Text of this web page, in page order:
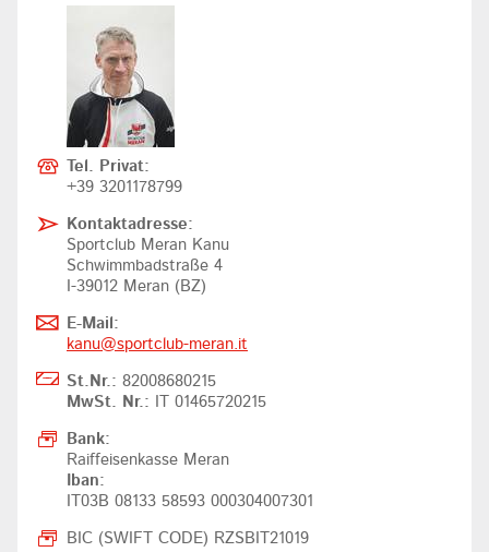
Tel. Privat:
+39 3201178799
Kontaktadresse:
Sportclub Meran Kanu
Schwimmbadstraße 4
I-39012 Meran (BZ)
E-Mail:
kanu@sportclub-meran.it
St.Nr.: 82008680215
MwSt. Nr.:
IT 01465720215
Bank:
Raiffeisenkasse Meran
Iban:
IT03B 08133 58593 000304007301
BIC (SWIFT CODE) RZSBIT21019